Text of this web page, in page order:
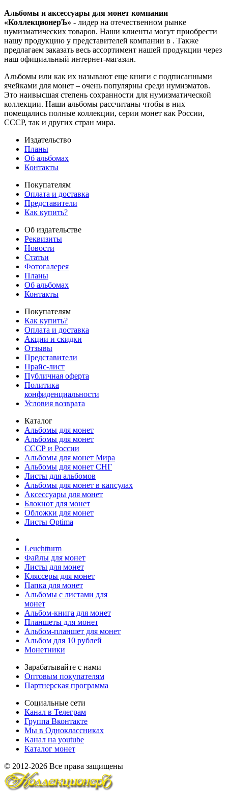
Альбомы и аксессуары для монет компании
«КоллекционерЪ» - лидер на отечественном рынке
нумизматических товаров. Наши клиенты могут приобрести
нашу продукцию у представителей компании в . Также
предлагаем заказать весь ассортимент нашей продукции через
наш официальный интернет-магазин.
Альбомы или как их называют еще книги с подписанными
ячейками для монет – очень популярны среди нумизматов.
Это наивысшая степень сохранности для нумизматической
коллекции. Наши альбомы рассчитаны чтобы в них
помещались полные коллекции, серии монет как России,
СССР, так и других стран мира.
Издательство
Планы
Об альбомах
Контакты
Покупателям
Оплата и доставка
Представители
Как купить?
Об издательстве
Реквизиты
Новости
Статьи
Фотогалерея
Планы
Об альбомах
Контакты
Покупателям
Как купить?
Оплата и доставка
Акции и скидки
Отзывы
Представители
Прайс-лист
Публичная оферта
Политика
конфиденциальности
Условия возврата
Каталог
Альбомы для монет
Альбомы для монет
СССР и России
Альбомы для монет Мира
Альбомы для монет СНГ
Листы для альбомов
Альбомы для монет в капсулах
Аксессуары для монет
Блокнот для монет
Обложки для монет
Листы Optima
Leuchtturm
Файлы для монет
Листы для монет
Кляссеры для монет
Папка для монет
Альбомы с листами для
монет
Альбом-книга для монет
Планшеты для монет
Альбом-планшет для монет
Альбом для 10 рублей
Монетники
Зарабатывайте с нами
Оптовым покупателям
Партнерская программа
Социальные сети
Канал в Телеграм
Группа Вконтакте
Мы в Одноклассниках
Канал на youtube
Каталог монет
© 2012-2026 Все права защищены